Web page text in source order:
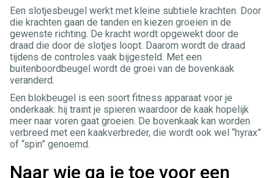
Een slotjesbeugel werkt met kleine subtiele krachten. Door
die krachten gaan de tanden en kiezen groeien in de
gewenste richting. De kracht wordt opgewekt door de
draad die door de slotjes loopt. Daarom wordt de draad
tijdens de controles vaak bijgesteld. Met een
buitenboordbeugel wordt de groei van de bovenkaak
veranderd.
Een blokbeugel is een soort fitness apparaat voor je
onderkaak: hij traint je spieren waardoor de kaak hopelijk
meer naar voren gaat groeien. De bovenkaak kan worden
verbreed met een kaakverbreder, die wordt ook wel “hyrax”
of “spin” genoemd.
Naar wie ga je toe voor een